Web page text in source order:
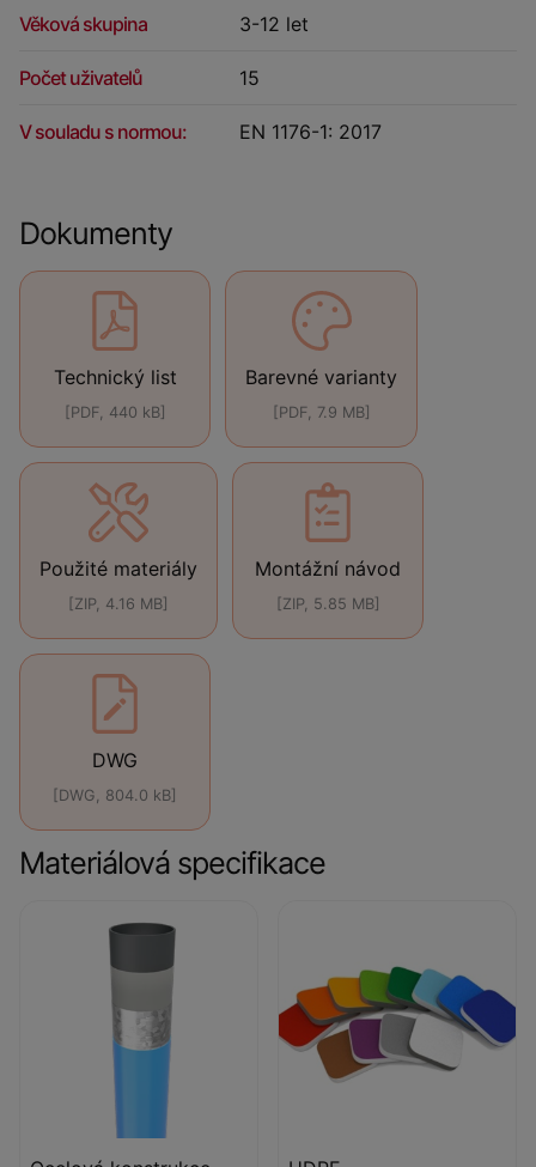
Věková skupina 3-12 let
Počet uživatelů 15
V souladu s normou: EN 1176-1: 2017
Dokumenty
Technický list
[PDF, 440 kB]
Barevné varianty
[PDF, 7.9 MB]
Použité materiály
[ZIP, 4.16 MB]
Montážní návod
[ZIP, 5.85 MB]
DWG
[DWG, 804.0 kB]
Materiálová specifikace